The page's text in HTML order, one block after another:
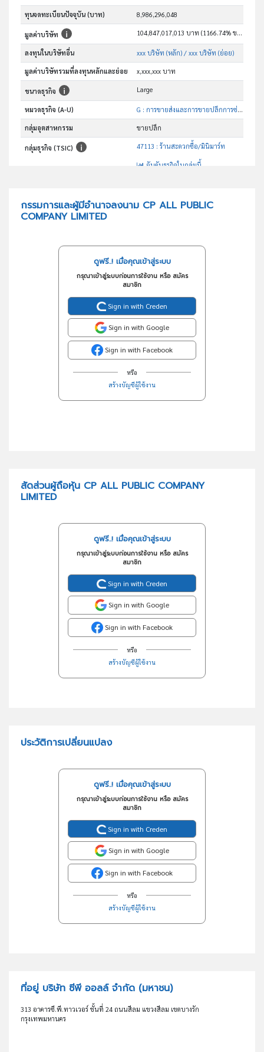
ทุนจดทะเบียนปัจจุบัน (บาท) 8,986,296,048
มูลค่าบริษัท 104,847,017,013 บาท (1166.74% ของทุน)
ลงทุนในบริษัทอื่น xxx บริษัท (หลัก)/ xxx บริษัท (ย่อย)
มูลค่าบริษัทรวมที่ลงทุนหลักและย่อย x,xxx,xxx บาท
ขนาดธุรกิจ Large
หมวดธุรกิจ (A-U) G : การขายส่งและการขายปลีกการซ่อมยานยนต์และ จักรยานยนต์
กลุ่มอุตสาหกรรม ขายปลีก
กลุ่มธุรกิจ (TSIC) 47113 : ร้านสะดวกซื้อ/มินิมาร์ท
อันดับธุรกิจในกลุ่มนี้
กรรมการและผู้มีอำนาจลงนาม CP ALL PUBLIC
COMPANY LIMITED
ดูฟรี..! เมื่อคุณเข้าสู่ระบบ
กรุณาเข้าสู่ระบบก่อนการใช้งาน หรือ สมัคร
สมาชิก
Sign in with Creden
Sign in with Google
Sign in with Facebook
หรือ
สร้างบัญชีผู้ใช้งาน
สัดส่วนผู้ถือหุ้น CP ALL PUBLIC COMPANY
LIMITED
ดูฟรี..! เมื่อคุณเข้าสู่ระบบ
กรุณาเข้าสู่ระบบก่อนการใช้งาน หรือ สมัคร
สมาชิก
Sign in with Creden
Sign in with Google
Sign in with Facebook
หรือ
สร้างบัญชีผู้ใช้งาน
ประวัติการเปลี่ยนแปลง
ดูฟรี..! เมื่อคุณเข้าสู่ระบบ
กรุณาเข้าสู่ระบบก่อนการใช้งาน หรือ สมัคร
สมาชิก
Sign in with Creden
Sign in with Google
Sign in with Facebook
หรือ
สร้างบัญชีผู้ใช้งาน
ที่อยู่ บริษัท ซีพี ออลล์ จำกัด (มหาชน)
313 อาคารซี.พี.ทาวเวอร์ ชั้นที่ 24 ถนนสีลม แขวงสีลม เขตบางรัก
กรุงเทพมหานคร